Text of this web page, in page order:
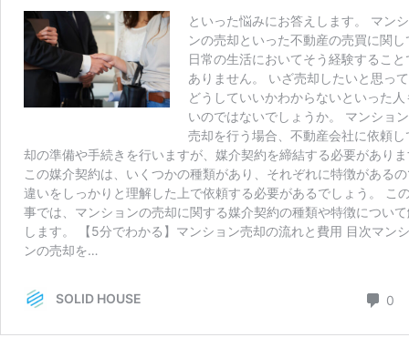
注意点①：内覧前にきれいにしておくこと
注意点②：設備機器の故障など契約前に知らせてお
く
まとめ